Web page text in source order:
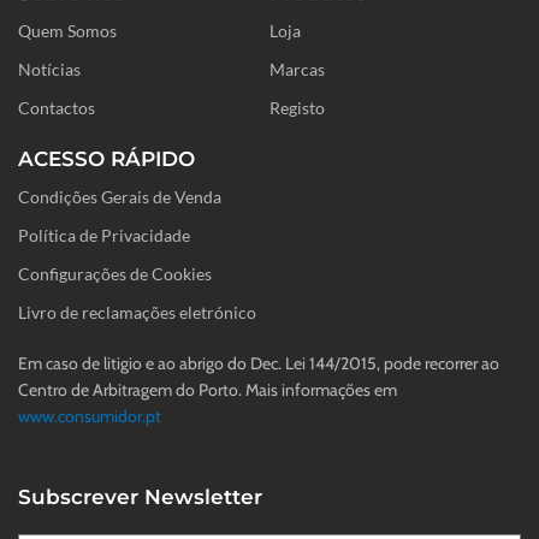
o
-
r
Quem Somos
Notícias
Contactos
Loja
Marcas
Registo
ACESSO RÁPIDO
Condições Gerais de Venda
Política de Privacidade
Configurações de Cookies
Livro de reclamações eletrónico
Em caso de litigio e ao abrigo do Dec. Lei 144/2015, pode recorrer ao
Centro de Arbitragem do Porto. Mais informações em
www.consumidor.pt
Subscrever Newsletter